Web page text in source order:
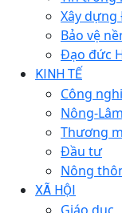
Xây dựng
Bảo vệ
Đạo đức
KINH TẾ
Công
Nông-
Thương
Đầu tư
Nông
XÃ HỘI